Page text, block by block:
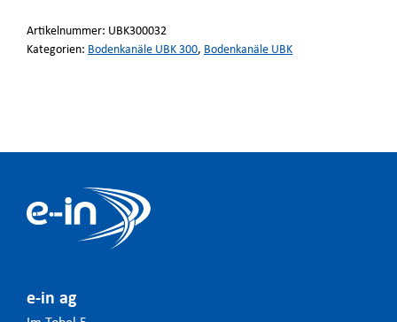
Artikelnummer: UBK300032
Kategorien: Bodenkanäle UBK 300, Bodenkanäle UBK
e-in ag